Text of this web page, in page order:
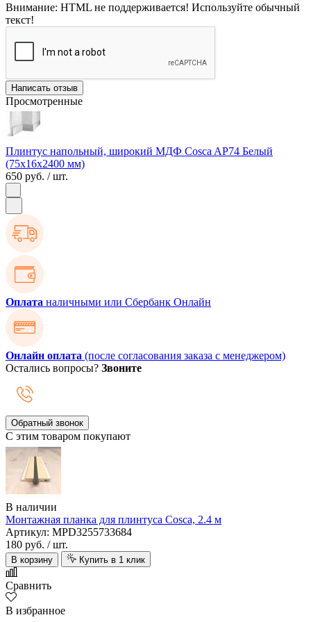
Внимание: HTML не поддерживается! Используйте обычный
текст!
Написать отзыв
Просмотренные
Плинтус напольный, широкий МДФ Cosca AP74 Белый
(75х16х2400 мм)
650 руб. / шт.
Оплата наличными или Сбербанк Онлайн
Онлайн оплата (после согласования заказа с менеджером)
Остались вопросы? Звоните
Обратный звонок
С этим товаром покупают
В наличии
Монтажная планка для плинтуса Cosca, 2.4 м
Артикул: MPD3255733684
180 руб. / шт.
В корзину Купить в 1 клик
Сравнить
В избранное